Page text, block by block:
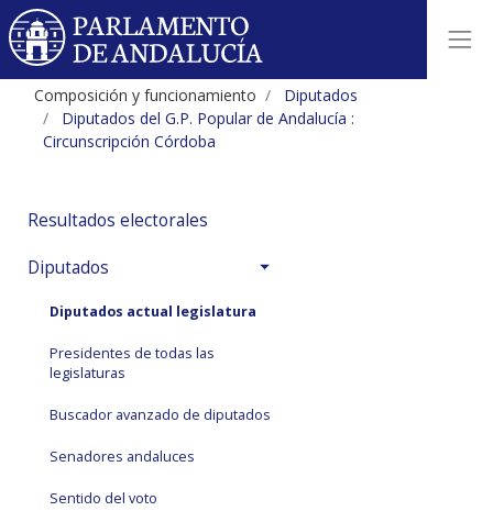
Composición y funcionamiento
Diputados
Diputados del G.P. Popular de Andalucía :
Circunscripción Córdoba
Resultados electorales
Diputados
Diputados actual legislatura
Presidentes de todas las
legislaturas
Buscador avanzado de diputados
Senadores andaluces
Sentido del voto